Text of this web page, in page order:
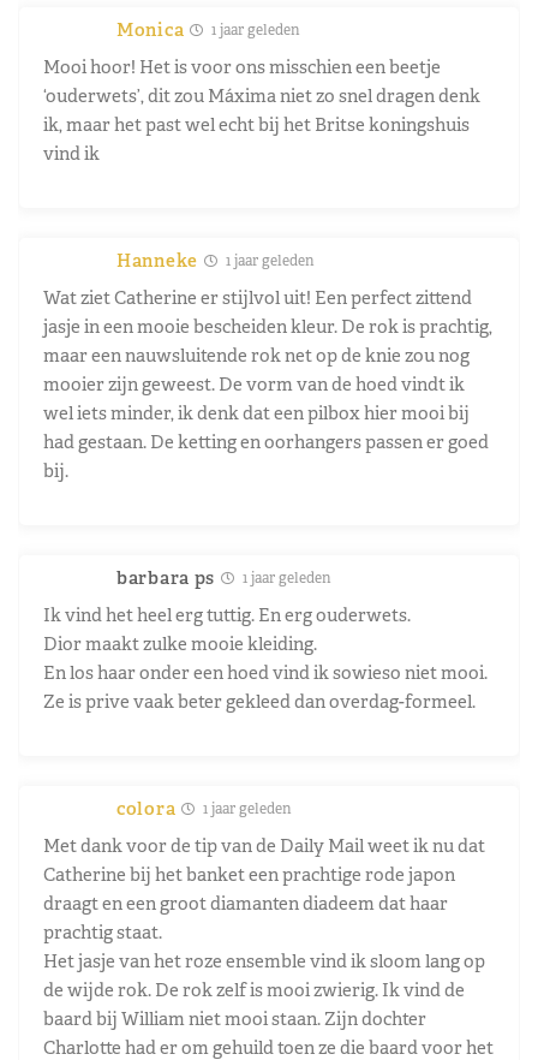
Monica 1 jaar geleden
Mooi hoor! Het is voor ons misschien een beetje
‘ouderwets’, dit zou Máxima niet zo snel dragen denk
ik, maar het past wel echt bij het Britse koningshuis
vind ik
Hanneke 1 jaar geleden
Wat ziet Catherine er stijlvol uit! Een perfect zittend
jasje in een mooie bescheiden kleur. De rok is prachtig,
maar een nauwsluitende rok net op de knie zou nog
mooier zijn geweest. De vorm van de hoed vindt ik
wel iets minder, ik denk dat een pilbox hier mooi bij
had gestaan. De ketting en oorhangers passen er goed
bij.
barbara ps 1 jaar geleden
Ik vind het heel erg tuttig. En erg ouderwets.
Dior maakt zulke mooie kleiding.
En los haar onder een hoed vind ik sowieso niet mooi.
Ze is prive vaak beter gekleed dan overdag-formeel.
colora 1 jaar geleden
Met dank voor de tip van de Daily Mail weet ik nu dat
Catherine bij het banket een prachtige rode japon
draagt en een groot diamanten diadeem dat haar
prachtig staat.
Het jasje van het roze ensemble vind ik sloom lang op
de wijde rok. De rok zelf is mooi zwierig. Ik vind de
baard bij William niet mooi staan. Zijn dochter
Charlotte had er om gehuild toen ze die baard voor het